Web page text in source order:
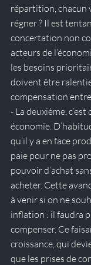
répartition, chacun
régner ? Il est
concertation non
acteurs de
les besoins
doivent être
compensation
- La deuxième,
économie.
qu’il y a en face
paie pour ne pas
pouvoir d’achat
acheter. Cette
à venir si on ne
inflation : il faudra
compenser. Ce
croissance, qui
que les prises de